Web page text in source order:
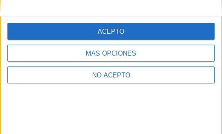
MÁS OPCIONES
NO ACEPTO
ACEPTO
Tel: 956 221 905
Principales cifras